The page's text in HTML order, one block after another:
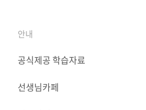
안내
공식제공 학습자료
선생님카페